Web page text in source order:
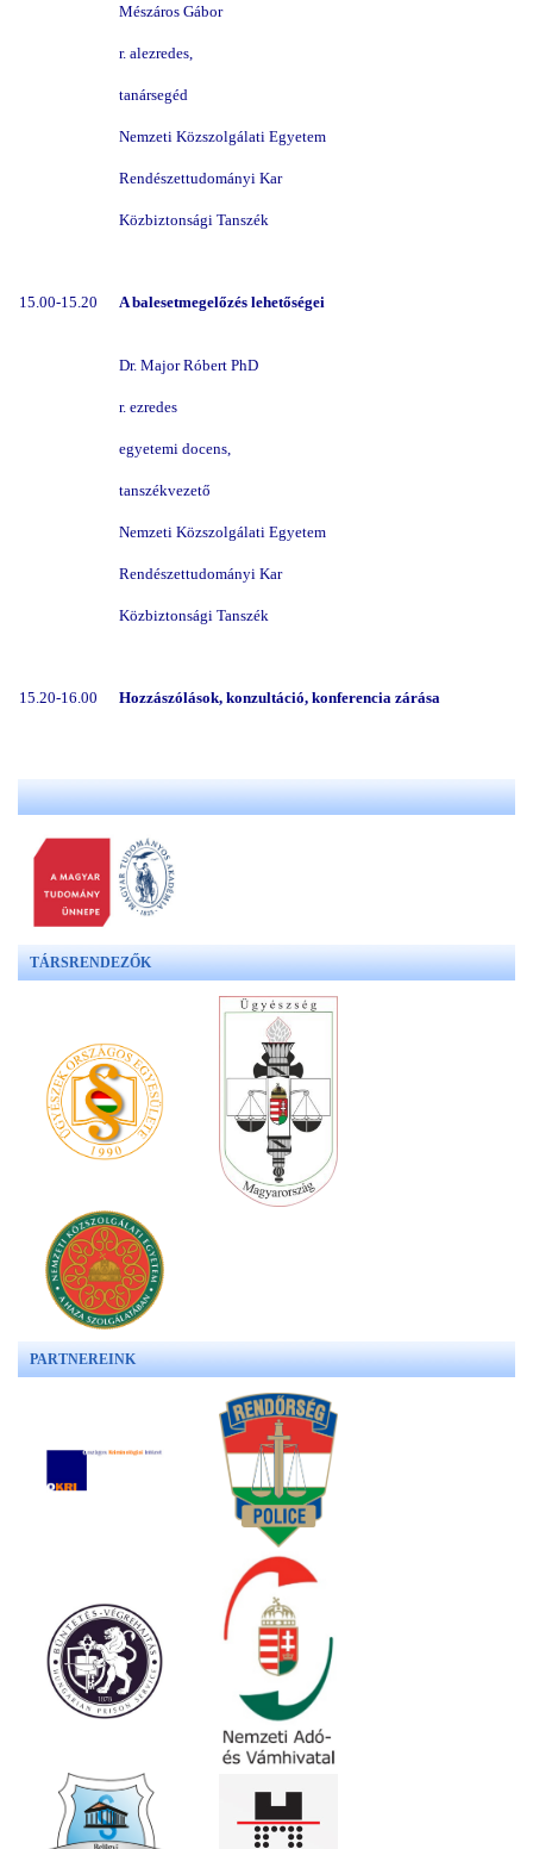
Mészáros Gábor
r. alezredes,
tanársegéd
Nemzeti Közszolgálati Egyetem
Rendészettudományi Kar
Közbiztonsági Tanszék
15.00-15.20 A balesetmegelőzés lehetőségei
Dr. Major Róbert PhD
r. ezredes
egyetemi docens,
tanszékvezető
Nemzeti Közszolgálati Egyetem
Rendészettudományi Kar
Közbiztonsági Tanszék
15.20-16.00 Hozzászólások, konzultáció, konferencia zárása
TÁRSRENDEZŐK
PARTNEREINK